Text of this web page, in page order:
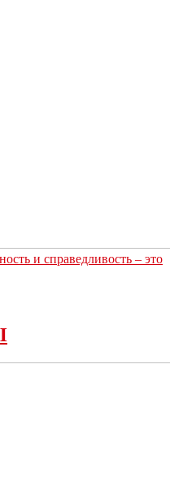
и справедливость – это